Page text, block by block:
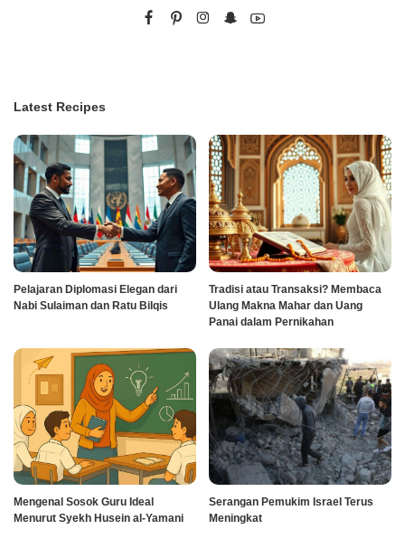
Latest Recipes
Pelajaran Diplomasi Elegan dari
Nabi Sulaiman dan Ratu Bilqis
Tradisi atau Transaksi? Membaca
Ulang Makna Mahar dan Uang
Panai dalam Pernikahan
Mengenal Sosok Guru Ideal
Menurut Syekh Husein al-Yamani
Serangan Pemukim Israel Terus
Meningkat